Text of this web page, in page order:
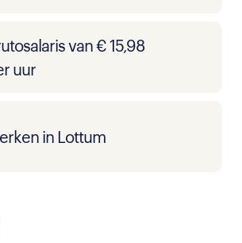
van € 15,98
uur
in Lottum